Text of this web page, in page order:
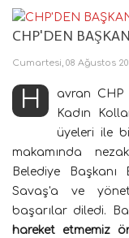
CHP'DEN
Cumartesi, 08 Ağustos
Havran CHP İlçe Başkanlığına seçilen Naci Savaş
Kadın
üyeleri ile
makamında
Belediye
Savaş'a ve
başarılar diledi.
hareket etmemiz